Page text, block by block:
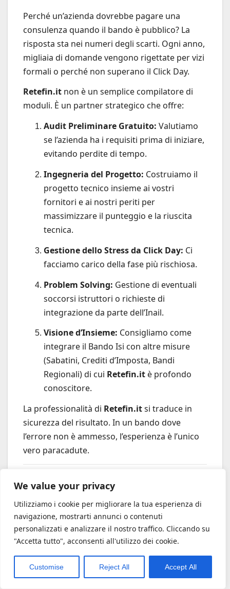
We value your privacy
Utilizziamo i cookie per migliorare la tua esperienza di
navigazione, mostrarti annunci o contenuti
personalizzati e analizzare il nostro traffico. Cliccando su
"Accetta tutto", acconsenti all'utilizzo dei cookie.
Customise Reject All Accept All
Perché un’azienda dovrebbe pagare una
consulenza quando il bando è pubblico? La
risposta sta nei numeri degli scarti. Ogni anno,
migliaia di domande vengono rigettate per vizi
formali o perché non superano il Click Day.
Retefin.it non è un semplice compilatore di
moduli. È un partner strategico che offre:
Audit Preliminare Gratuito: Valutiamo
se l’azienda ha i requisiti prima di iniziare,
evitando perdite di tempo.
Ingegneria del Progetto: Costruiamo il
progetto tecnico insieme ai vostri
fornitori e ai nostri periti per
massimizzare il punteggio e la riuscita
tecnica.
Gestione dello Stress da Click Day: Ci
facciamo carico della fase più rischiosa.
Problem Solving: Gestione di eventuali
soccorsi istruttori o richieste di
integrazione da parte dell’Inail.
Visione d’Insieme: Consigliamo come
integrare il Bando Isi con altre misure
(Sabatini, Crediti d’Imposta, Bandi
Regionali) di cui Retefin.it è profondo
conoscitore.
La professionalità di Retefin.itsi traduce in
sicurezza del risultato. In un bando dove
l’errore non è ammesso, l’esperienza è l’unico
vero paracadute.
9. Casi Studio e
Simulazioni Pratiche
Per rendere tangibile l’opportunità, ecco alcuni
scenari elaborati dal team studi diRetefin.it